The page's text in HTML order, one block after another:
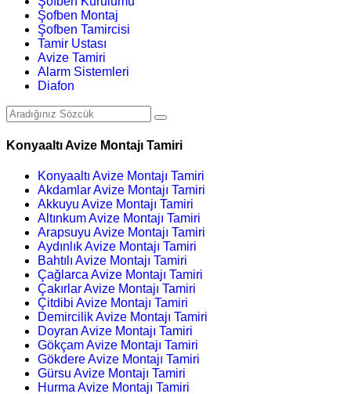
Şofben Montaj
Şofben Tamircisi
Tamir Ustası
Avize Tamiri
Alarm Sistemleri
Diafon
Konyaaltı Avize Montajı Tamiri
Konyaaltı Avize Montajı Tamiri
Akdamlar Avize Montajı Tamiri
Akkuyu Avize Montajı Tamiri
Altınkum Avize Montajı Tamiri
Arapsuyu Avize Montajı Tamiri
Aydınlık Avize Montajı Tamiri
Bahtılı Avize Montajı Tamiri
Çağlarca Avize Montajı Tamiri
Çakırlar Avize Montajı Tamiri
Çitdibi Avize Montajı Tamiri
Demircilik Avize Montajı Tamiri
Doyran Avize Montajı Tamiri
Gökçam Avize Montajı Tamiri
Gökdere Avize Montajı Tamiri
Gürsu Avize Montajı Tamiri
Hurma Avize Montajı Tamiri